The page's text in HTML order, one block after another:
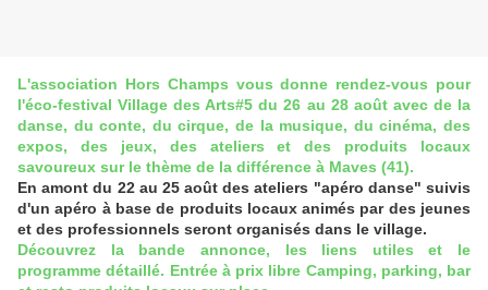
L'association Hors Champs vous donne rendez-vous pour
l'éco-festival Village des Arts#5 du 26 au 28 août avec de la
danse, du conte, du cirque, de la musique, du cinéma, des
expos, des jeux, des ateliers et des produits locaux
savoureux sur le thème de la différence à Maves (41).
En amont du 22 au 25 août des ateliers "apéro danse" suivis
d'un apéro à base de produits locaux animés par des jeunes
et des professionnels seront organisés dans le village.
Découvrez la bande annonce, les liens utiles et le
programme détaillé. Entrée à prix libre Camping, parking, bar